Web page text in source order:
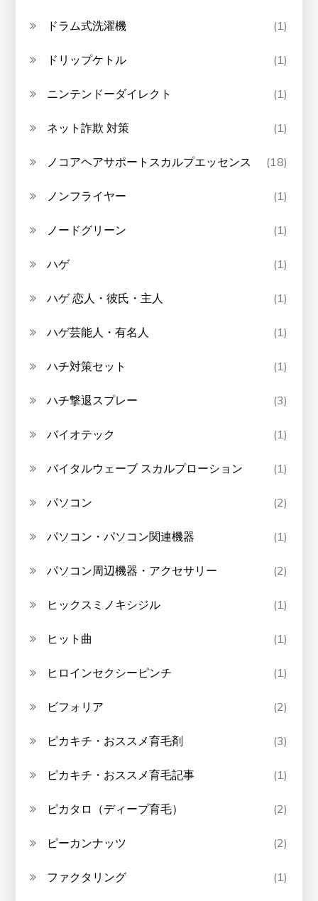
ドラム式洗濯機 (1)
ドリップケトル (1)
ニンテンドーダイレクト (1)
ネット詐欺 対策 (1)
ノコアヘアサポートスカルプエッセンス (18)
ノンフライヤー (1)
ノードグリーン (1)
ハゲ (1)
ハゲ 恋人・彼氏・主人 (1)
ハゲ芸能人・有名人 (1)
ハチ対策セット (1)
ハチ撃退スプレー (3)
バイオテック (1)
バイタルウェーブ スカルプローション (1)
パソコン (2)
パソコン・パソコン関連機器 (1)
パソコン周辺機器・アクセサリー (2)
ヒックスミノキシジル (1)
ヒット曲 (1)
ヒロインセクシーピンチ (1)
ビフォリア (2)
ピカキチ・おススメ育毛剤 (3)
ピカキチ・おススメ育毛記事 (1)
ピカタロ（ディープ育毛） (2)
ピーカンナッツ (2)
ファクタリング (1)